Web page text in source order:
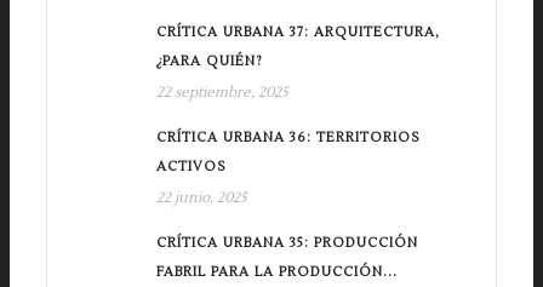
CRÍTICA URBANA 37: ARQUITECTURA,
¿PARA QUIÉN?
22 septiembre, 2025
CRÍTICA URBANA 36: TERRITORIOS
ACTIVOS
22 junio, 2025
CRÍTICA URBANA 35: PRODUCCIÓN
FABRIL PARA LA PRODUCCIÓN...